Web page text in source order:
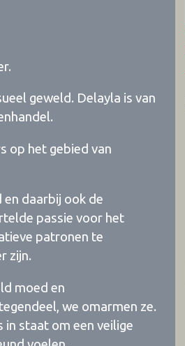
geweld. Delayla is van
op het gebied van
en daarbij ook de
passie voor het
patronen te
zijn.
moed en
we omarmen ze.
in staat om een veilige